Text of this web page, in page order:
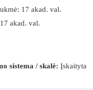
17 akad. val.
akad. val.
sistema / skalė: Įskaityta